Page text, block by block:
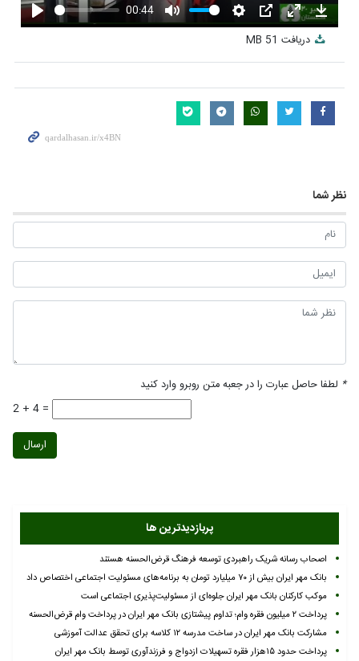
Play
00:44
Mute Settings
PIP
Enter
fullscreen
دریافت 51 MB
نظر شما
* لطفا حاصل عبارت را در جعبه متن روبرو وارد کنید
2 + 4 =
ارسال
پربازدیدترین ها
اصحاب رسانه شریک راهبردی توسعه فرهنگ قرض‌الحسنه هستند
بانک مهر ایران بیش از ۷۰ میلیارد تومان به برنامه‌های مسئولیت اجتماعی اختصاص داد
موکب کارکنان بانک مهر ایران جلوه‌ای از مسئولیت‌پذیری اجتماعی است
پرداخت ۲ میلیون فقره وام؛ تداوم پیشتازی بانک مهر ایران در پرداخت وام قرض‌الحسنه
مشارکت بانک مهر ایران در ساخت مدرسه ۱۲ کلاسه برای تحقق عدالت آموزشی
پرداخت حدود ۱۵هزار فقره تسهیلات ازدواج و فرزندآوری توسط بانک مهر ایران